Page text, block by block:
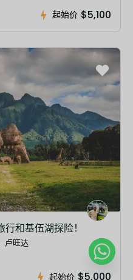
起始价 $5,100
和基伍湖探险！
卢旺达
起始价 $5,000